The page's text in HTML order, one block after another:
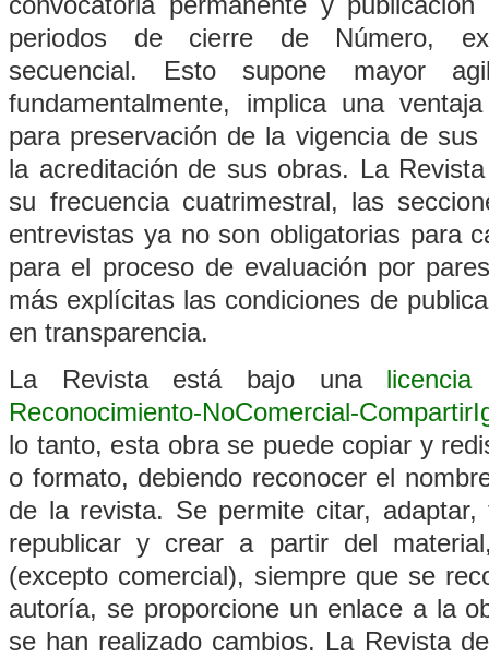
periodos de cierre de Número,
secuencial. Esto supone mayor
fundamentalmente, implica una
para preservación de la vigencia de
la acreditación de sus obras. La Revista
su frecuencia cuatrimestral, las
entrevistas ya no son obligatorias para
para el proceso de evaluación por
más explícitas las condiciones de
en transparencia.
La Revistaestá bajo una
Reconocimiento-NoComercial-
lo tanto, esta obra se puede copiar y
o formato, debiendo reconocer el
de la revista. Se permite citar, adaptar,
republicar y crear a partir del
(excepto comercial), siempre que se
autoría, se proporcione un enlace a la
se han realizado cambios. La Revista